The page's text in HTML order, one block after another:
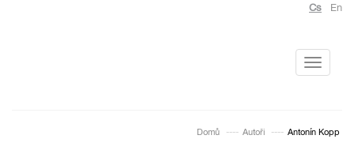
Cs En
Toggle
Domů Autoři Antonín Kopp